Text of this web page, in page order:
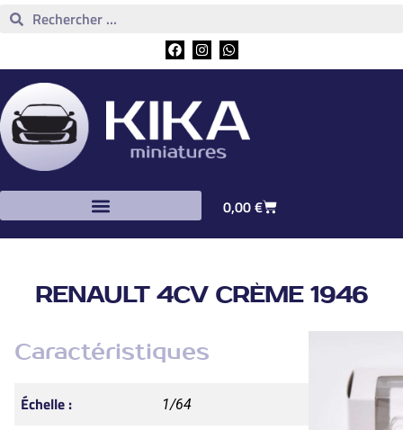
0,00€
RENAULT 4CV CRÈME 1946
Caractéristiques
Échelle : 1/64